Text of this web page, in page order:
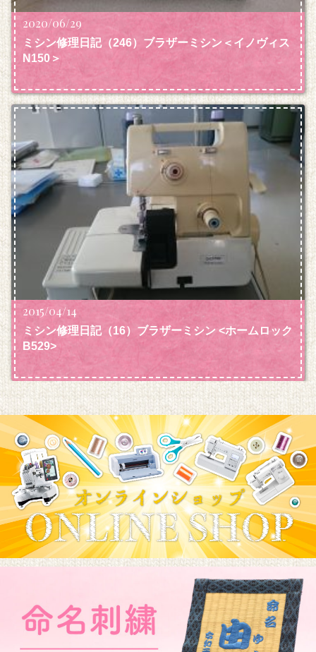
2020/06/29
ミシン修理日記（246）ブラザーミシン＜イノヴィス
N150＞
2015/04/14
ミシン修理日記（16）ブラザーミシン <ホームロック
B529>